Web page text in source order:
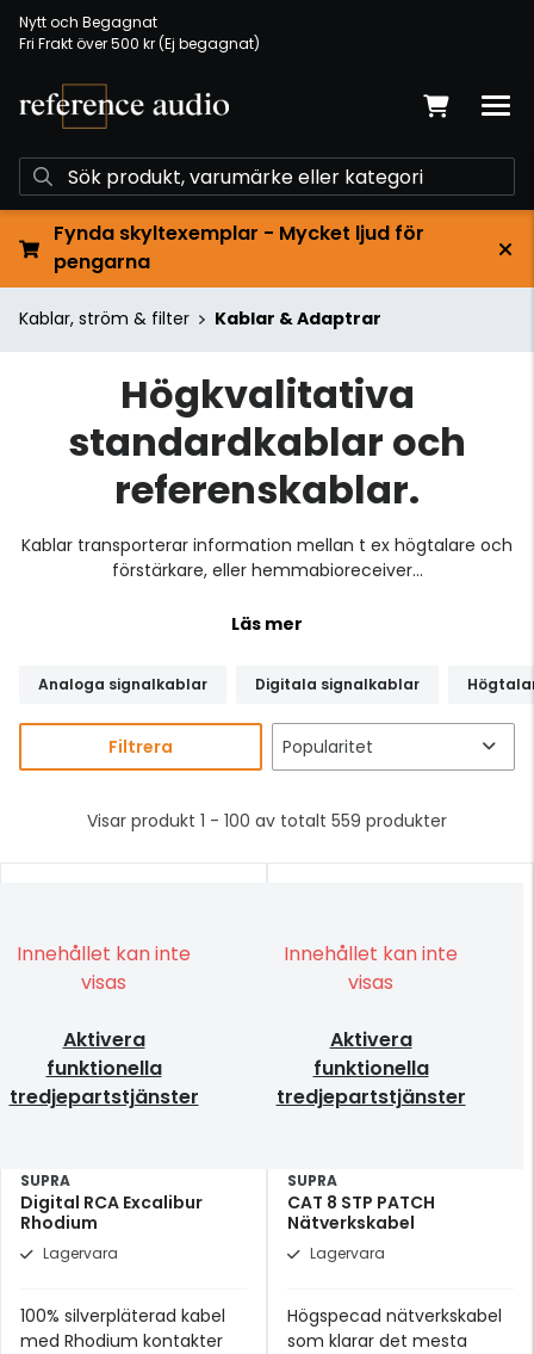
Nytt och Begagnat
Fri Frakt över 500 kr (Ej begagnat)
Fynda skyltexemplar - Mycket ljud för
pengarna
Kablar, ström & filter Kablar & Adaptrar
Högkvalitativa
standardkablar och
referenskablar.
Kablar transporterar information mellan t ex högtalare och
förstärkare, eller hemmabioreceiver...
Läs mer
Analoga signalkablar Digitala signalkablar
Filtrera
Visar produkt 1 - 100 av totalt 559 produkter
Innehållet kan inte
visas
Aktivera
funktionella
tredjepartstjänster
SUPRA
Digital RCA Excalibur
Rhodium
Lagervara
100% silverpläterad kabel
med Rhodium kontakter
Innehållet kan inte
visas
Aktivera
funktionella
tredjepartstjänster
SUPRA
CAT 8 STP PATCH
Nätverkskabel
Lagervara
Högspecad nätverkskabel
som klarar det mesta